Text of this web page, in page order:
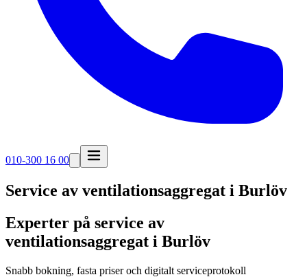
010-300 16 00
Service av ventilationsaggregat i Burlöv
Experter på service av
ventilationsaggregat i Burlöv
Snabb bokning, fasta priser och digitalt serviceprotokoll